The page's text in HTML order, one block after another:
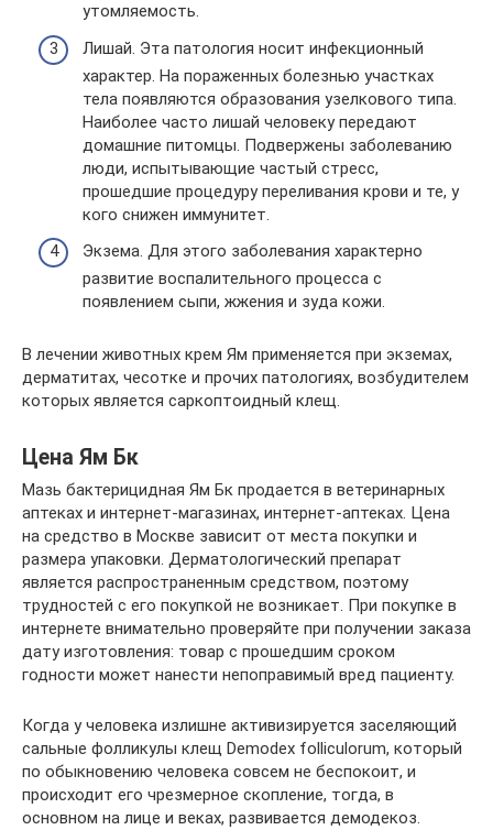
утомляемость.
Лишай. Эта патология носит инфекционный
характер. На пораженных болезнью участках
тела появляются образования узелкового типа.
Наиболее часто лишай человеку передают
домашние питомцы. Подвержены заболеванию
люди, испытывающие частый стресс,
прошедшие процедуру переливания крови и те, у
кого снижен иммунитет.
Экзема. Для этого заболевания характерно
развитие воспалительного процесса с
появлением сыпи, жжения и зуда кожи.
В лечении животных крем Ям применяется при экземах,
дерматитах, чесотке и прочих патологиях, возбудителем
которых является саркоптоидный клещ.
Цена Ям Бк
Мазь бактерицидная Ям Бк продается в ветеринарных
аптеках и интернет-магазинах, интернет-аптеках. Цена
на средство в Москве зависит от места покупки и
размера упаковки. Дерматологический препарат
является распространенным средством, поэтому
трудностей с его покупкой не возникает. При покупке в
интернете внимательно проверяйте при получении заказа
дату изготовления: товар с прошедшим сроком
годности может нанести непоправимый вред пациенту.
Когда у человека излишне активизируется заселяющий
сальные фолликулы клещ Demodex folliculorum, который
по обыкновению человека совсем не беспокоит, и
происходит его чрезмерное скопление, тогда, в
основном на лице и веках, развивается демодекоз.